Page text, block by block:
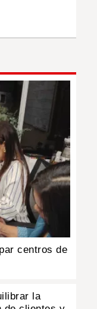
centros de
la